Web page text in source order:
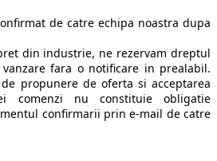
de catre echipa noastra dupa
din industrie, ne rezervam dreptul
fara o notificare in prealabil.
propunere de oferta si acceptarea
comenzi nu constituie obligatie
confirmarii prin e-mail de catre